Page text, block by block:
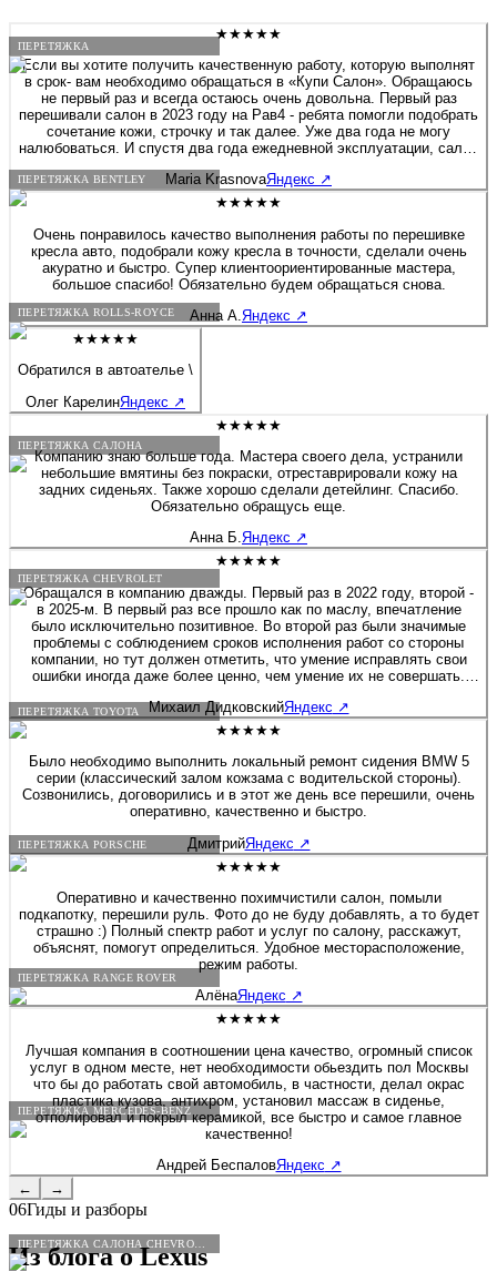
ПЕРЕТЯЖКА
ПЕРЕТЯЖКА BENTLEY
ПЕРЕТЯЖКА ROLLS-ROYCE
ПЕРЕТЯЖКА САЛОНА
ПЕРЕТЯЖКА CHEVROLET
ПЕРЕТЯЖКА TOYOTA
ПЕРЕТЯЖКА PORSCHE
ПЕРЕТЯЖКА RANGE ROVER
ПЕРЕТЯЖКА MERCEDES-BENZ
★★★★★
Если вы хотите получить качественную работу, которую выполнят
в срок- вам необходимо обращаться в «Купи Салон». Обращаюсь
не первый раз и всегда остаюсь очень довольна. Первый раз
перешивали салон в 2023 году на Рав4 - ребята помогли подобрать
сочетание кожи, строчку и так далее. Уже два года не могу
налюбоваться. И спустя два года ежедневной эксплуатации, салон
на Солярисе. Здесь работают профессионалы своего дела!
Maria KrasnovaЯндекс ↗
★★★★★
Очень понравилось качество выполнения работы по перешивке
кресла авто, подобрали кожу кресла в точности, сделали очень
акуратно и быстро. Супер клиентоориентированные мастера,
большое спасибо! Обязательно будем обращаться снова.
Анна А. Яндекс ↗
★★★★★
Обратился в автоателье \
Олег КарелинЯндекс ↗
★★★★★
Компанию знаю больше года. Мастера своего дела, устранили
небольшие вмятины без покраски, отреставрировали кожу на
задних сиденьях. Также хорошо сделали детейлинг. Спасибо.
Обязательно обращусь еще.
Анна Б.Яндекс ↗
★★★★★
Обращался в компанию дважды. Первый раз в 2022 году, второй -
в 2025-м. В первый раз все прошло как по маслу, впечатление
было исключительно позитивное. Во второй раз были значимые
проблемы с соблюдением сроков исполнения работ со стороны
компании, но тут должен отметить, что умение исправлять свои
ошибки иногда даже более ценно, чем умение их не совершать.
Компания заменила менеджера проекта, Николай принял задачу в
сложной ситуации, и смог справиться со всем на пять с плюсом.
непосредственно к исполнителям работ (электрик, швеи) вопросов
у меня не было от слова совсем.
Михаил ДидковскийЯндекс ↗
★★★★★
Было необходимо выполнить локальный ремонт сидения BMW 5
серии (классический залом кожзама с водительской стороны).
Созвонились, договорились и в этот же день все перешили, очень
оперативно, качественно и быстро.
ДмитрийЯндекс ↗
★★★★★
Оперативно и качественно похимчистили салон, помыли
подкапотку, перешили руль. Фото до не буду добавлять, а то будет
страшно :) Полный спектр работ и услуг по салону, расскажут,
объяснят, помогут определиться. Удобное месторасположение,
режим работы.
АлёнаЯндекс ↗
★★★★★
Лучшая компания в соотношении цена качество, огромный список
услуг в одном месте, нет необходимости обьездить пол Москвы
что бы до работать свой автомобиль, в частности, делал окрас
пластика кузова, антихром, установил массаж в сиденье,
отполировал и покрыл керамикой, все быстро и самое главное
качественно!
Андрей БеспаловЯндекс ↗
←
→
06Гиды и разборы
Из блога оLexus